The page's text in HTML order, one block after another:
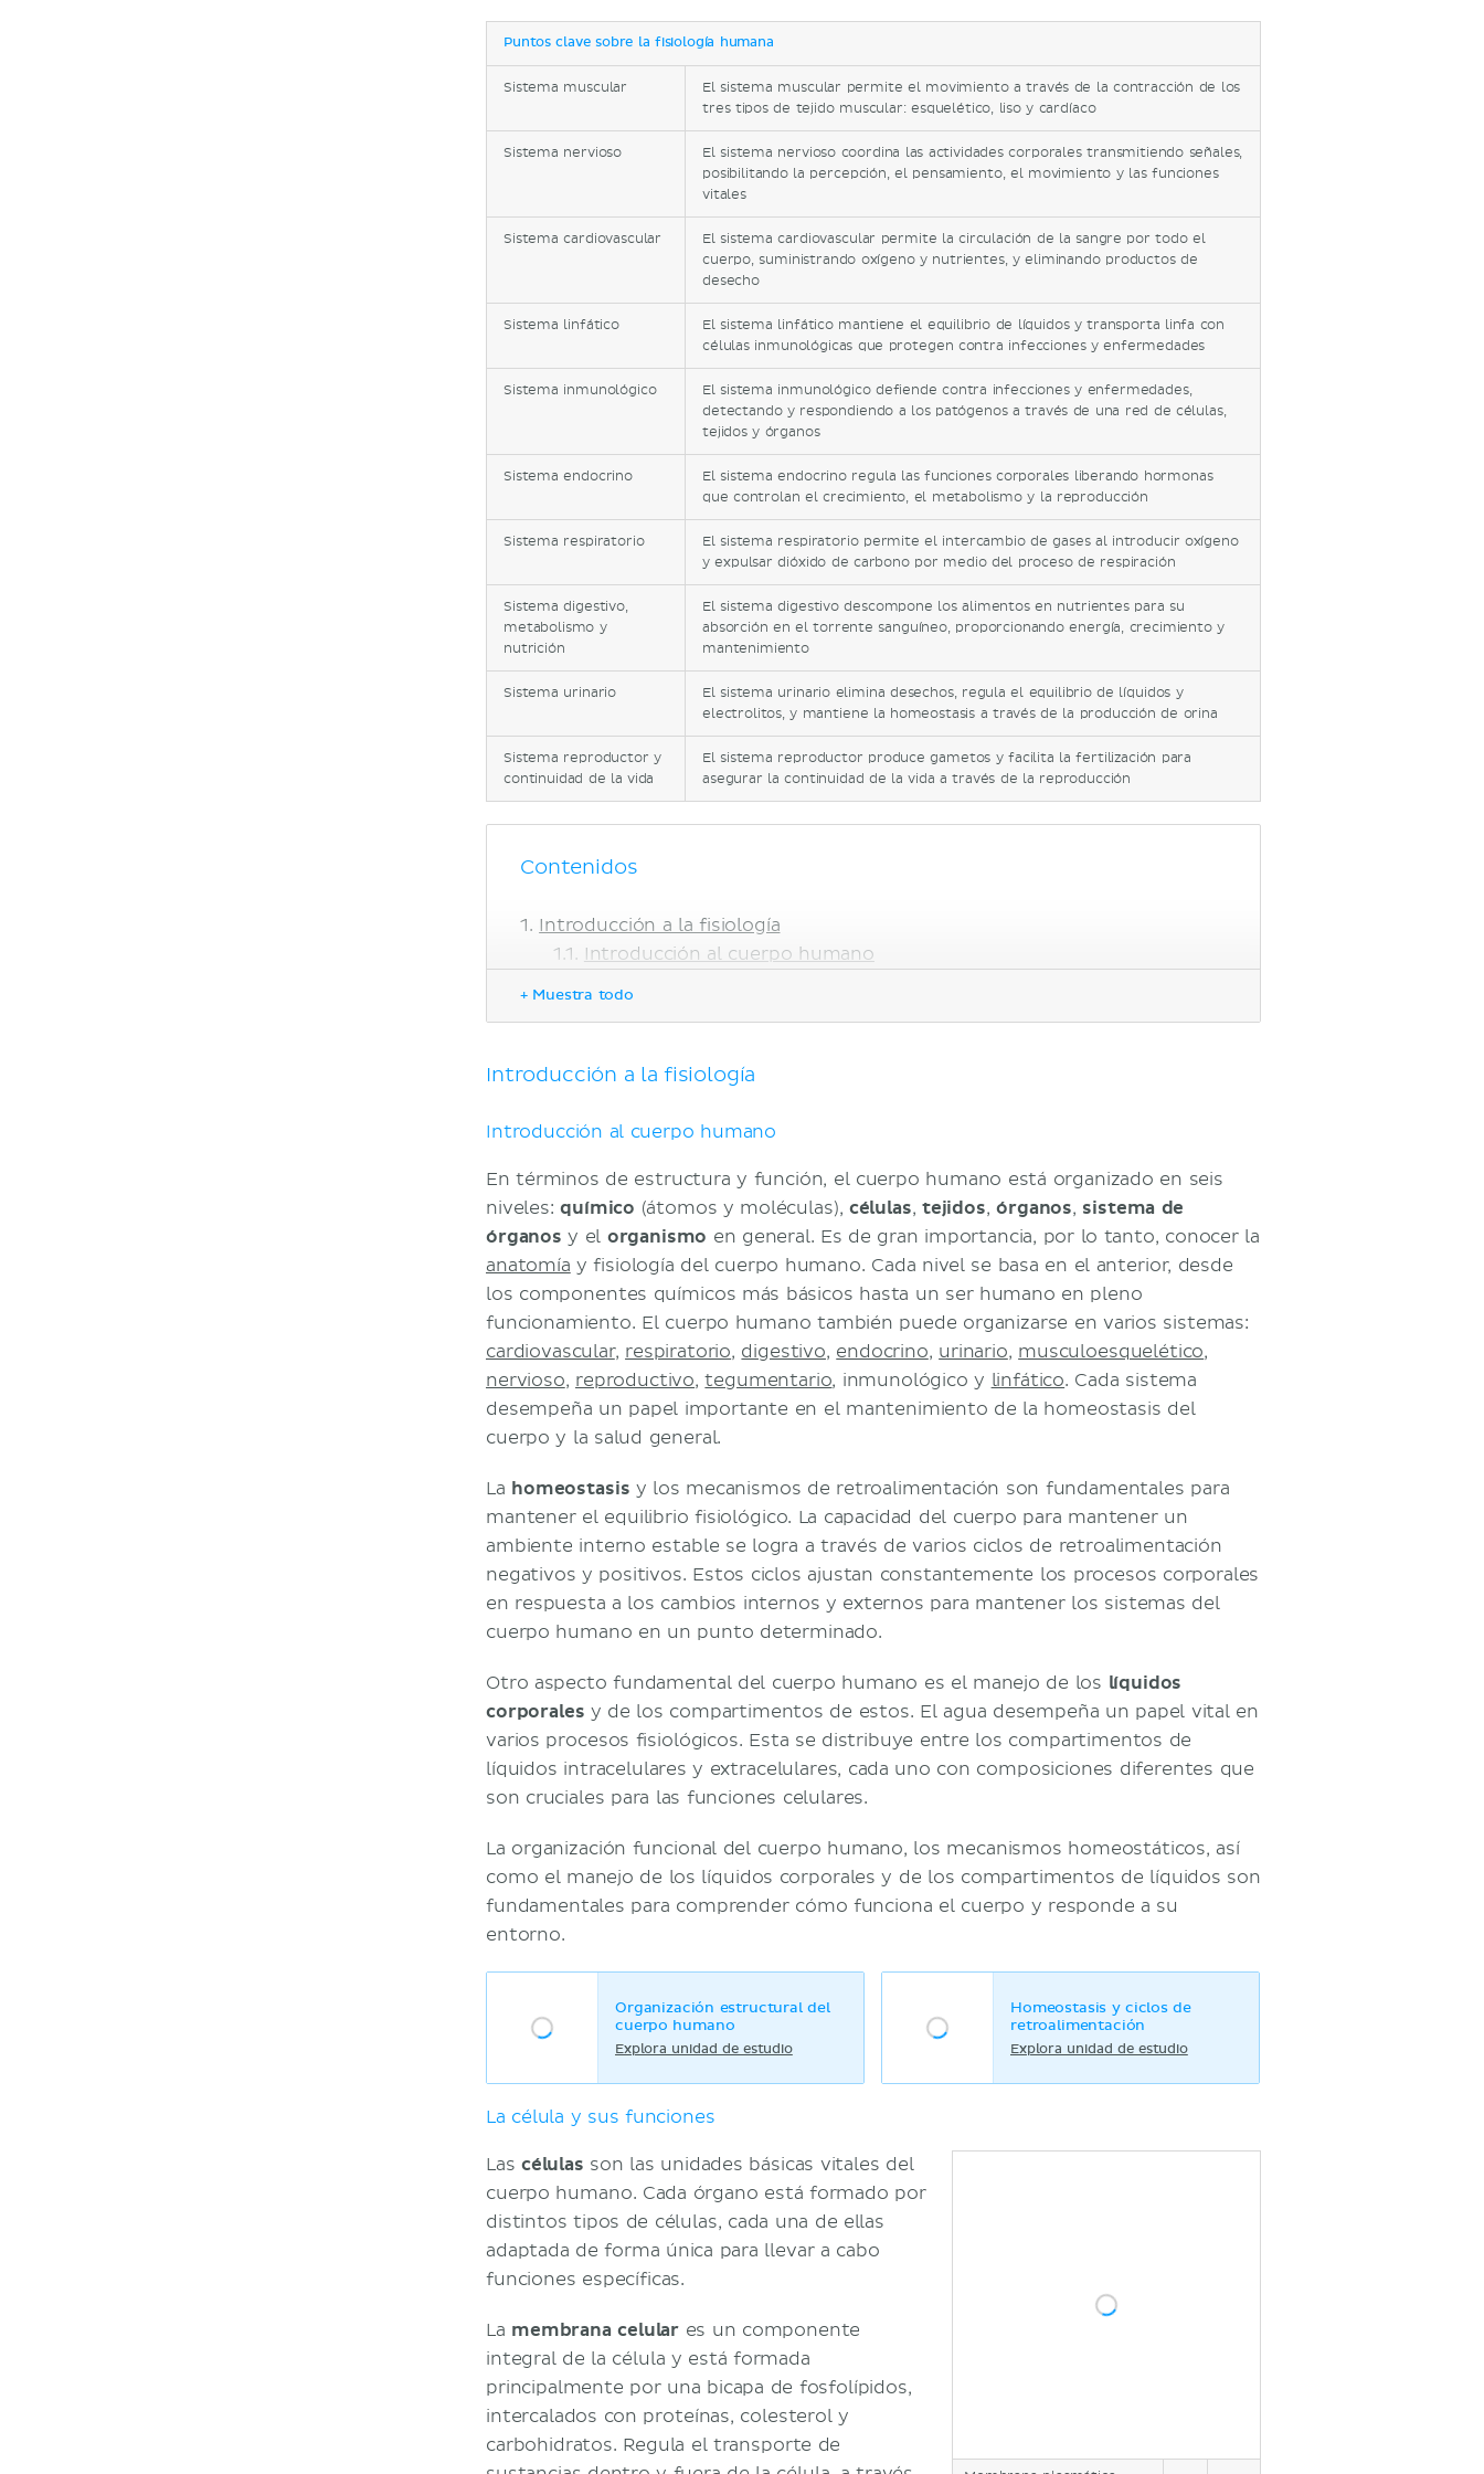
Puntos clave sobre la fisiología humana
Sistema muscular
El sistema muscular permite el movimiento a través de la contracción de los
tres tipos de tejido muscular: esquelético, liso y cardíaco
Sistema nervioso
El sistema nervioso coordina las actividades corporales transmitiendo señales,
posibilitando la percepción, el pensamiento, el movimiento y las funciones
vitales
Sistema cardiovascular
El sistema cardiovascular permite la circulación de la sangre por todo el
cuerpo, suministrando oxígeno y nutrientes, y eliminando productos de
desecho
Sistema linfático
El sistema linfático mantiene el equilibrio de líquidos y transporta linfa con
células inmunológicas que protegen contra infecciones y enfermedades
Sistema inmunológico
El sistema inmunológico defiende contra infecciones y enfermedades,
detectando y respondiendo a los patógenos a través de una red de células,
tejidos y órganos
Sistema endocrino
El sistema endocrino regula las funciones corporales liberando hormonas
que controlan el crecimiento, el metabolismo y la reproducción
Sistema respiratorio
El sistema respiratorio permite el intercambio de gases al introducir oxígeno
y expulsar dióxido de carbono por medio del proceso de respiración
Sistema digestivo,
metabolismo y
nutrición
El sistema digestivo descompone los alimentos en nutrientes para su
absorción en el torrente sanguíneo, proporcionando energía, crecimiento y
mantenimiento
Sistema urinario
El sistema urinario elimina desechos, regula el equilibrio de líquidos y
electrolitos, y mantiene la homeostasis a través de la producción de orina
Sistema reproductor y
continuidad de la vida
El sistema reproductor produce gametos y facilita la fertilización para
asegurar la continuidad de la vida a través de la reproducción
Contenidos
Introducción a la fisiología
Introducción al cuerpo humano
Músculo esquelético
Sistema nervioso
Potencial de acción y sinapsis
Sentidos generales
Sentidos especiales
Control motor
Corteza cerebral y funciones cognitivas superiores
Sistema circulatorio
Sangre
Corazón
Vasos sanguíneos y circulación
Sistema linfático e inmunológico
Immunidad
Sistema endocrino
Visión general del sistema endocrino
Glándulas y órganos endocrinos
Sistema respiratorio
Visión general del sistema respiratorio
Respiración y gases respiratorios
Sistema digestivo, metabolismo y nutrición
Órganos del sistema digestivo
Metabolismo y nutrición
Sistema urinario
Fisiología renal
Líquidos, electrolitos y equilibrio ácido base
Líquidos corporales
Continuidad de la vida y embriología
Bibliografía
+ Muestra todo
Introducción a la fisiología
Introducción al cuerpo humano
En términos de estructura y función, el cuerpo humano está organizado en seis
niveles:químico (átomos y moléculas), células, tejidos,órganos, sistema de
órganos y el organismo en general. Es de gran importancia, por lo tanto, conocer la
anatomía y fisiología del cuerpo humano. Cada nivel se basa en el anterior, desde
los componentes químicos más básicos hasta un ser humano en pleno
funcionamiento. El cuerpo humano también puede organizarse en varios sistemas:
cardiovascular, respiratorio, digestivo, endocrino, urinario, musculoesquelético,
nervioso, reproductivo,tegumentario, inmunológico y linfático. Cada sistema
desempeña un papel importante en el mantenimiento de la homeostasis del
cuerpo y la salud general.
La homeostasis y los mecanismos de retroalimentación son fundamentales para
mantener el equilibrio fisiológico. La capacidad del cuerpo para mantener un
ambiente interno estable se logra a través de varios ciclos de retroalimentación
negativos y positivos. Estos ciclos ajustan constantemente los procesos corporales
en respuesta a los cambios internos y externos para mantener los sistemas del
cuerpo humano en un punto determinado.
Otro aspecto fundamental del cuerpo humano es el manejo de los líquidos
corporales y de los compartimentos de estos. El agua desempeña un papel vital en
varios procesos fisiológicos. Esta se distribuye entre los compartimentos de
líquidos intracelulares y extracelulares, cada uno con composiciones diferentes que
son cruciales para las funciones celulares.
La organización funcional del cuerpo humano, los mecanismos homeostáticos, así
como el manejo de los líquidos corporales y de los compartimentos de líquidos son
fundamentales para comprender cómo funciona el cuerpo y responde a su
entorno.
Organización estructural del
cuerpo humano
Explora unidad de estudio
Homeostasis y ciclos de
retroalimentación
Explora unidad de estudio
La célula y sus funciones
Las células son las unidades básicas vitales del
cuerpo humano. Cada órgano está formado por
distintos tipos de células, cada una de ellas
adaptada de forma única para llevar a cabo
funciones específicas.
La membrana celular es un componente
integral de la célula y está formada
principalmente por una bicapa de fosfolípidos,
intercalados con proteínas, colesterol y
carbohidratos. Regula el transporte de